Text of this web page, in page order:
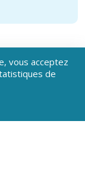
!
vous acceptez
de